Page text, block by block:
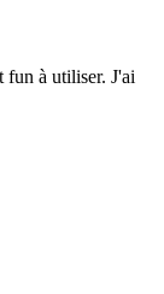
fun à utiliser. J'ai